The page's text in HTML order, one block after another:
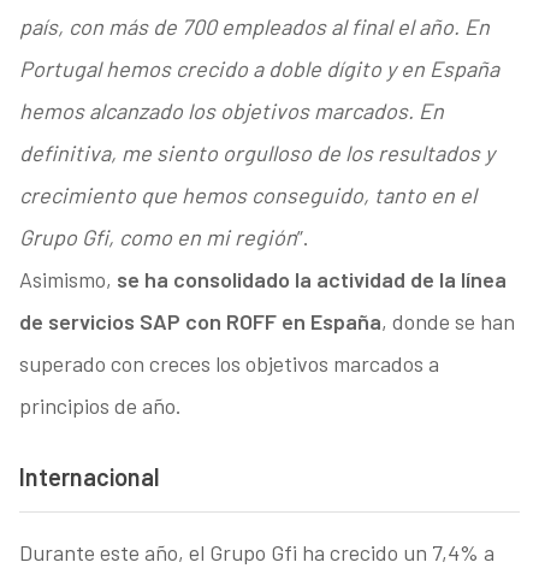
país, con más de 700 empleados al final el año. En
Portugal hemos crecido a doble dígito y en España
hemos alcanzado los objetivos marcados. En
definitiva, me siento orgulloso de los resultados y
crecimiento que hemos conseguido, tanto en el
Grupo Gfi, como en mi región”.
Asimismo, se ha consolidado la actividad de la línea
de servicios SAP con ROFF en España, donde se han
superado con creces los objetivos marcados a
principios de año.
Internacional
Durante este año, el Grupo Gfi ha crecido un 7,4% a